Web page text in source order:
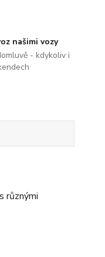
našimi vozy
- kdykoliv i
různými